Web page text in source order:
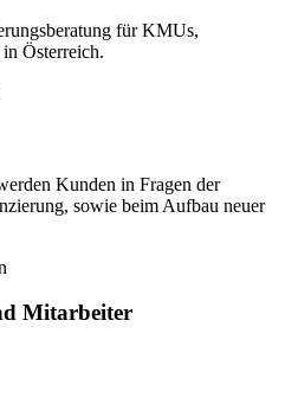
für KMUs,
Österreich.
Kunden in Fragen der
sowie beim Aufbau neuer
Mitarbeiter